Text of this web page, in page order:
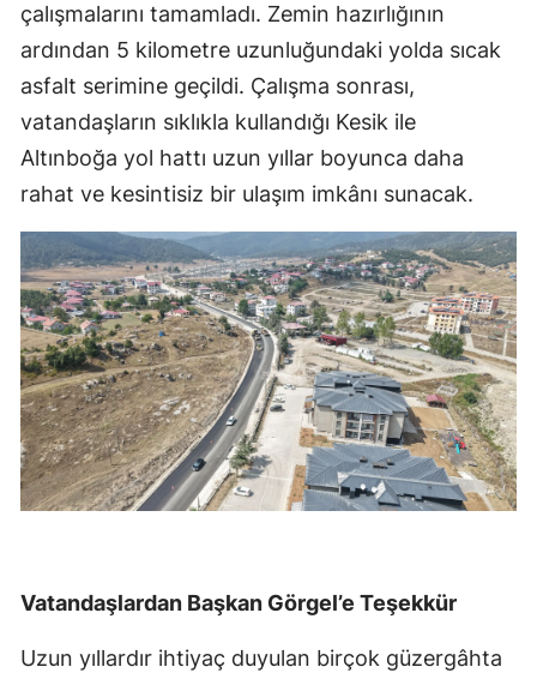
çalışmalarını tamamladı. Zemin hazırlığının
ardından 5 kilometre uzunluğundaki yolda sıcak
asfalt serimine geçildi. Çalışma sonrası,
vatandaşların sıklıkla kullandığı Kesik ile
Altınboğa yol hattı uzun yıllar boyunca daha
rahat ve kesintisiz bir ulaşım imkânı sunacak.
Vatandaşlardan Başkan Görgel’e Teşekkür
Uzun yıllardır ihtiyaç duyulan birçok güzergâhta